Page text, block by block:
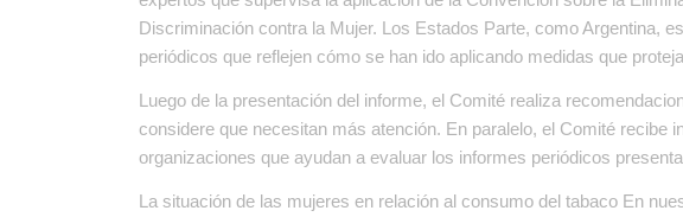
Discriminación contra la Mujer. Los Estados Parte, como Argentina,
periódicos que reflejen cómo se han ido aplicando medidas que
Luego de la presentación del informe, el Comité realiza
considere que necesitan más atención. En paralelo, el Comité recibe
organizaciones que ayudan a evaluar los informes periódicos
La situación de las mujeres en relación al consumo del tabaco En